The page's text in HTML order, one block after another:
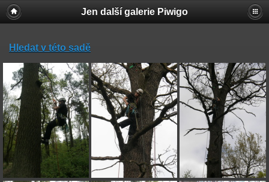
Jen další galerie Piwigo
Hledat v této sadě